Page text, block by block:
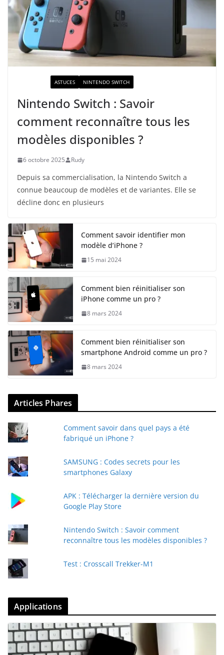
ASTUCES NINTENDO SWITCH
Nintendo Switch : Savoir
comment reconnaître tous les
modèles disponibles ?
6 octobre 2025 Rudy
Depuis sa commercialisation, la Nintendo Switch a
connue beaucoup de modèles et de variantes. Elle se
décline donc en plusieurs
Comment savoir identifier mon
modèle d’iPhone ?
15 mai 2024
Comment bien réinitialiser son
iPhone comme un pro ?
8 mars 2024
Comment bien réinitialiser son
smartphone Android comme un pro ?
8 mars 2024
Articles Phares
Comment savoir dans quel pays a été
fabriqué un iPhone ?
SAMSUNG : Codes secrets pour les
smartphones Galaxy
APK : Télécharger la dernière version du
Google Play Store
Nintendo Switch : Savoir comment
reconnaître tous les modèles disponibles ?
Test : Crosscall Trekker-M1
Applications